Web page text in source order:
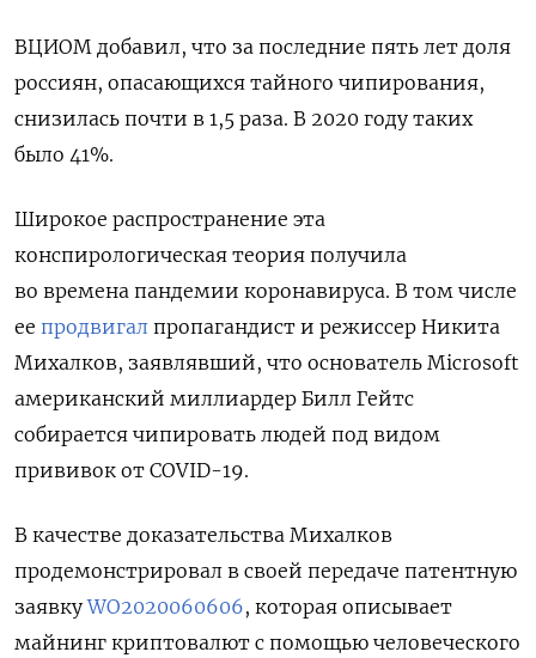
ВЦИОМ добавил, что за последние пять лет доля
россиян, опасающихся тайного чипирования,
снизилась почти в 1,5 раза. В 2020 году таких
было 41%.
Широкое распространение эта
конспирологическая теория получила
во времена пандемии коронавируса. В том числе
ее продвигал пропагандист и режиссер Никита
Михалков, заявлявший, что основатель Microsoft
американский миллиардер Билл Гейтс
собирается чипировать людей под видом
прививок от COVID-19.
В качестве доказательства Михалков
продемонстрировал в своей передаче патентную
заявкуWO2020060606, которая описывает
майнинг криптовалют с помощью человеческого